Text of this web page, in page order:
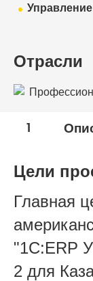
Отрасли
1
Цели
Главная
"1C:ERP
2 для